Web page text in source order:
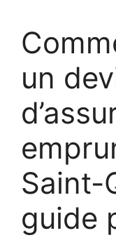
un
Saint-
guide